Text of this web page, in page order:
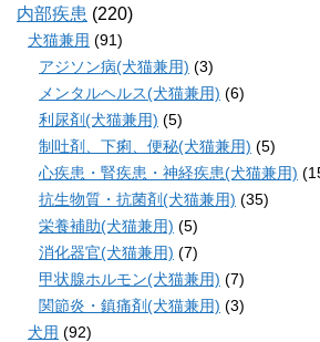
内部疾患 (220)
犬猫兼用 (91)
アジソン病(犬猫兼用) (3)
メンタルヘルス(犬猫兼用) (6)
利尿剤(犬猫兼用) (5)
制吐剤、下痢、便秘(犬猫兼用) (5)
心疾患・腎疾患・神経疾患(犬猫兼用)
抗生物質・抗菌剤(犬猫兼用) (35)
栄養補助(犬猫兼用) (5)
消化器官(犬猫兼用) (7)
甲状腺ホルモン(犬猫兼用) (7)
関節炎・鎮痛剤(犬猫兼用) (3)
犬用 (92)